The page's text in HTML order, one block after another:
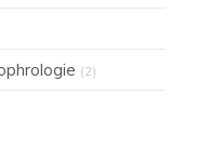
(2)